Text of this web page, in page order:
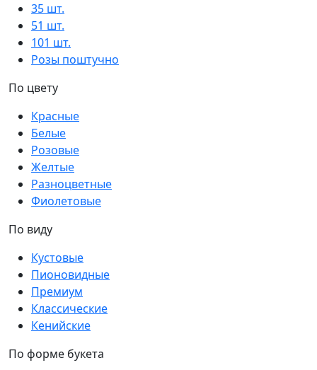
35 шт.
51 шт.
101 шт.
Розы поштучно
По цвету
Красные
Белые
Розовые
Желтые
Разноцветные
Фиолетовые
По виду
Кустовые
Пионовидные
Премиум
Классические
Кенийские
По форме букета